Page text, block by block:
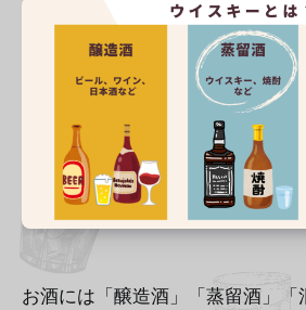
お酒には「醸造酒」「蒸留酒」「